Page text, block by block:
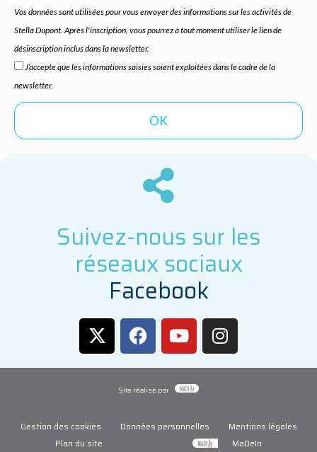
Vos données sont utilisées pour vous envoyer des informations sur les activités de
Stella Dupont. Après l'inscription, vous pourrez à tout moment utiliser le lien de
désinscription inclus dans la newsletter.
J’accepte que les informations saisies soient exploitées dans le cadre de la
newsletter.
Suivez-nous sur les
réseaux sociaux
Facebook
Site réalisé par
Gestion des cookies Données personnelles
Mentions légales
Plan du site
MaDeIn